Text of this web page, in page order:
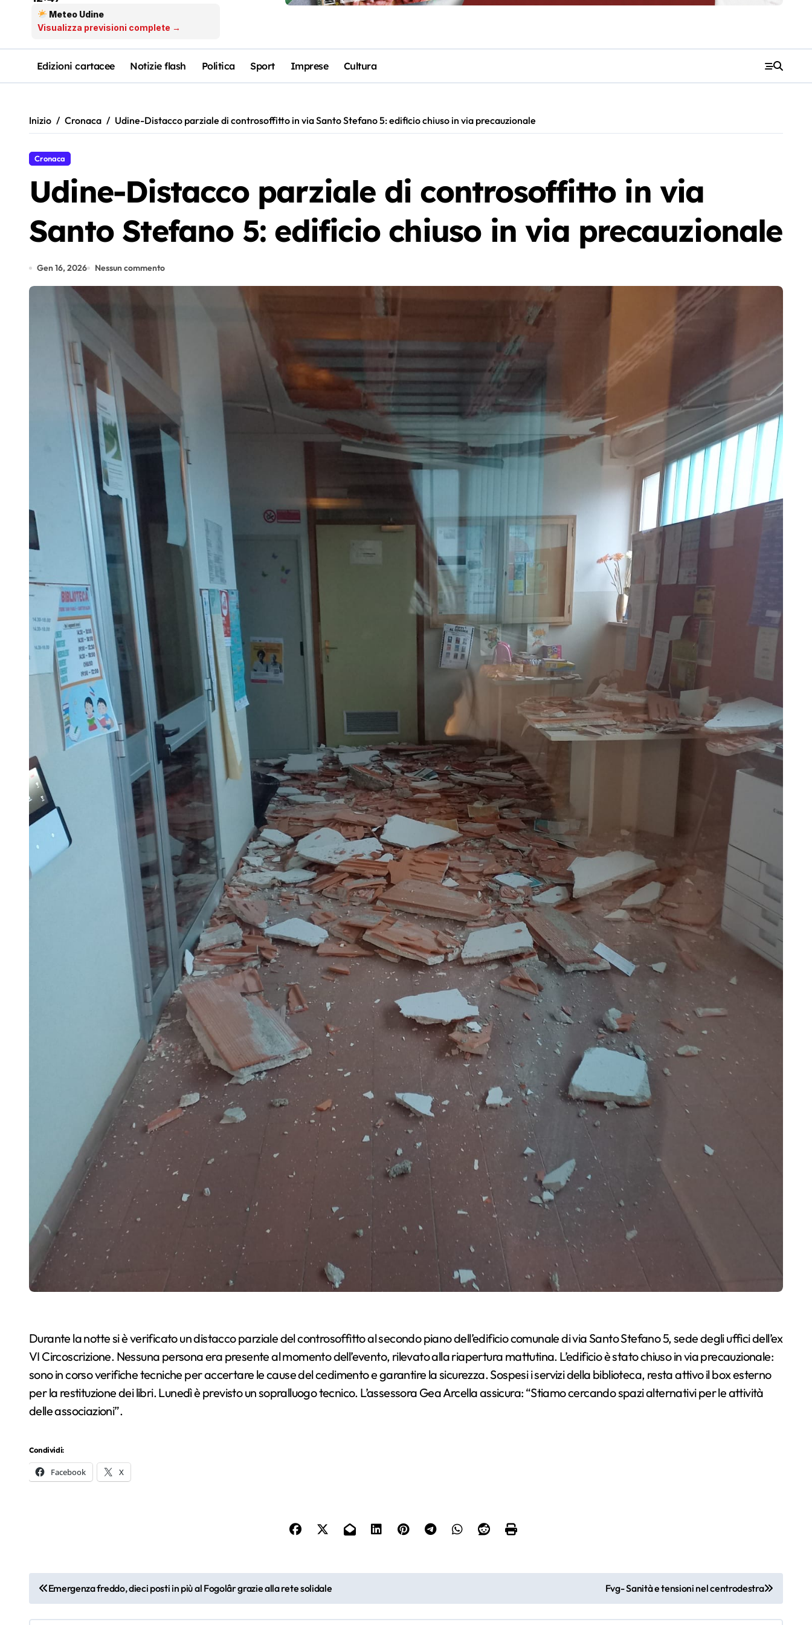
Meteo Udine
Visualizza previsioni complete →
Edizioni cartacee Notizie flash Politica Sport Imprese Cultura
Inizio Cronaca Udine-Distacco parziale di controsoffitto in via Santo Stefano 5: edificio chiuso in via precauzionale
Cronaca
Udine-Distacco parziale di controsoffitto in via
Santo Stefano 5: edificio chiuso in via precauzionale
Gen 16, 2026 Nessun commento
Durante la notte si è verificato un distacco parziale del controsoffitto al secondo piano dell’edificio comunale di via Santo Stefano 5, sede degli uffici dell’ex
VI Circoscrizione. Nessuna persona era presente al momento dell’evento, rilevato alla riapertura mattutina. L’edificio è stato chiuso in via precauzionale:
sono in corso verifiche tecniche per accertare le cause del cedimento e garantire la sicurezza. Sospesi i servizi della biblioteca, resta attivo il box esterno
per la restituzione dei libri. Lunedì è previsto un sopralluogo tecnico. L’assessora Gea Arcella assicura: “Stiamo cercando spazi alternativi per le attività
delle associazioni”.
Condividi:
Facebook X
N
a
Emergenza freddo, dieci posti in più al Fogolâr grazie alla rete solidale Fvg- Sanità e tensioni nel centrodestra